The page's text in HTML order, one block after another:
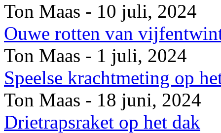
Ton Maas - 10 juli, 2024
Ouwe rotten van
Ton Maas - 1 juli, 2024
Speelse krachtmeting op
Ton Maas - 18 juni, 2024
Drietrapsraket op het dak